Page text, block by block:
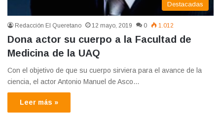
Destacadas
Redacción El Queretano 12 mayo, 2019 0 1.012
Dona actor su cuerpo a la Facultad de
Medicina de la UAQ
Con el objetivo de que su cuerpo sirviera para el avance de la
ciencia, el actor Antonio Manuel de Asco…
Leer más »